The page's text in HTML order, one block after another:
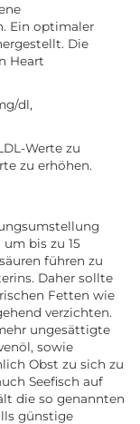
Ein optimaler
Die
Heart
dl,
Werte zu
zu erhöhen.
bis zu 15
führen zu
Daher sollte
Fetten wie
verzichten.
ungesättigte
sowie
Obst zu sich zu
Seefisch auf
die so genannten
günstige